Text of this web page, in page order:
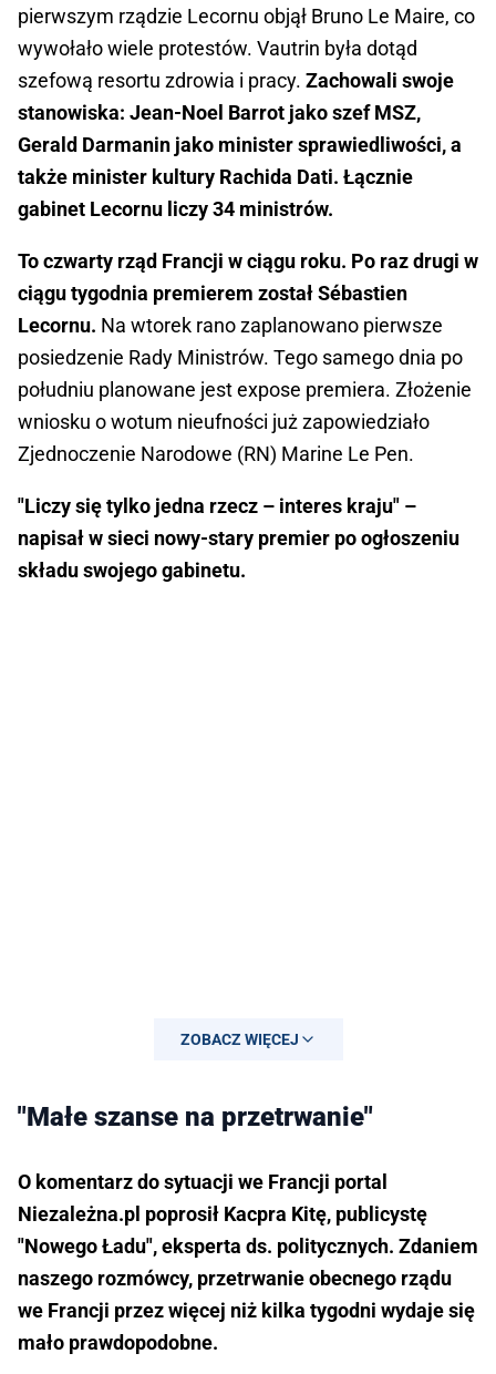
pierwszym rządzie Lecornu objął Bruno Le Maire, co
wywołało wiele protestów. Vautrin była dotąd
szefową resortu zdrowia i pracy. Zachowali swoje
stanowiska: Jean-Noel Barrot jako szef MSZ,
Gerald Darmanin jako minister sprawiedliwości, a
także minister kultury Rachida Dati. Łącznie
gabinet Lecornu liczy 34 ministrów.
To czwarty rząd Francji w ciągu roku. Po raz drugi w
ciągu tygodnia premierem został Sébastien
Lecornu. Na wtorek rano zaplanowano pierwsze
posiedzenie Rady Ministrów. Tego samego dnia po
południu planowane jest expose premiera. Złożenie
wniosku o wotum nieufności już zapowiedziało
Zjednoczenie Narodowe (RN) Marine Le Pen.
"Liczy się tylko jedna rzecz – interes kraju" –
napisał w sieci nowy-stary premier po ogłoszeniu
składu swojego gabinetu.
ZOBACZ WIĘCEJ
"Małe szanse na przetrwanie"
O komentarz do sytuacji we Francji portal
Niezależna.pl poprosił Kacpra Kitę, publicystę
"Nowego Ładu", eksperta ds. politycznych. Zdaniem
naszego rozmówcy, przetrwanie obecnego rządu
we Francji przez więcej niż kilka tygodni wydaje się
mało prawdopodobne.